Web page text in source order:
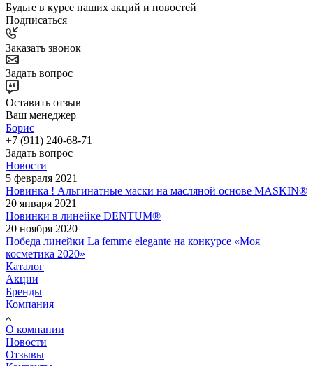
Будьте в курсе наших акций и новостей
Подписаться
Заказать звонок
Задать вопрос
Оставить отзыв
Ваш менеджер
Борис
+7 (911) 240-68-71
Задать вопрос
Новости
5 февраля 2021
Новинка ! Альгинатные маски на масляной основе MASKIN®
20 января 2021
Новинки в линейке DENTUM®
20 ноября 2020
Победа линейки La femme elegante на конкурсе «Моя
косметика 2020»
Каталог
Акции
Бренды
Компания
О компании
Новости
Отзывы